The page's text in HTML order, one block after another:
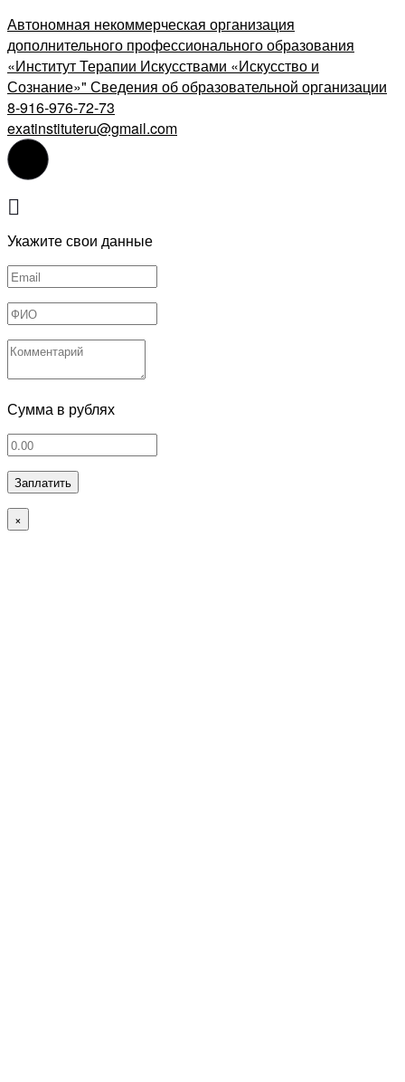
Автономная некоммерческая организация
дополнительного профессионального образования
«Институт Терапии Искусствами «Искусство и
Сознание»" Сведения об образовательной организации
8-916-976-72-73
exatinstituteru@gmail.com
Укажите свои данные
Сумма в рублях
Заплатить
×